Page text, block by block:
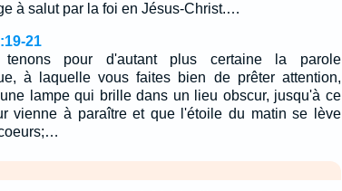
à salut par la foi en Jésus-Christ.…
21
pour d'autant plus certaine la parole
à laquelle vous faites bien de prêter attention,
lampe qui brille dans un lieu obscur, jusqu'à ce
vienne à paraître et que l'étoile du matin se lève